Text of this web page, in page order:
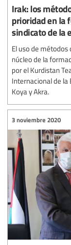
Irak: los
prioridad en la
sindicato de la
El uso de
núcleo de la
por el Kurdistan
Internacional de la
Koya y Akra.
3 noviembre 2020